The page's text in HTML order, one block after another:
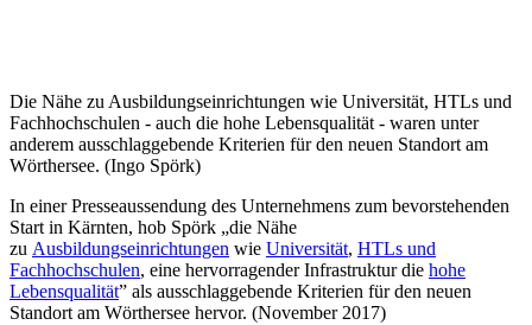
Die Nähe zu Ausbildungseinrichtungen wie Universität, HTLs und
Fachhochschulen - auch die hohe Lebensqualität - waren unter
anderem ausschlaggebende Kriterien für den neuen Standort am
Wörthersee. (Ingo Spörk)
In einer Presseaussendung des Unternehmens zum bevorstehenden
Start in Kärnten, hob Spörk „die Nähe
zu Ausbildungseinrichtungen wie Universität, HTLs und
Fachhochschulen, eine hervorragender Infrastruktur die hohe
Lebensqualität” als ausschlaggebende Kriterien für den neuen
Standort am Wörthersee hervor. (November 2017)